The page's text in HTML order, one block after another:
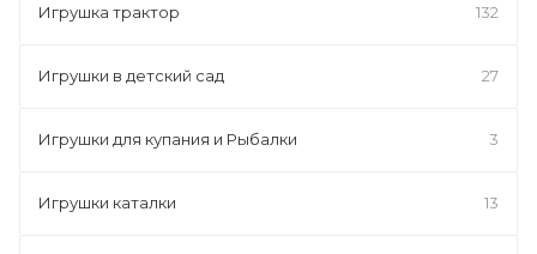
Игрушка трактор 132
Игрушки в детский сад 27
Игрушки для купания и Рыбалки 3
Игрушки каталки 13